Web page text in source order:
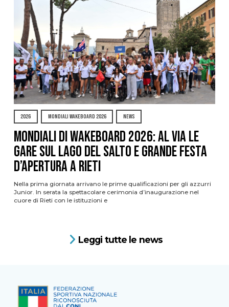
2026 MONDIALI WAKEBOARD 2026 NEWS
Mondiali di Wakeboard 2026: al via le
gare sul Lago del Salto e grande festa
d’apertura a Rieti
Nella prima giornata arrivano le prime qualificazioni per gli azzurri
Junior. In serata la spettacolare cerimonia d’inaugurazione nel
cuore di Rieti con le istituzioni e
Leggi tutte le news